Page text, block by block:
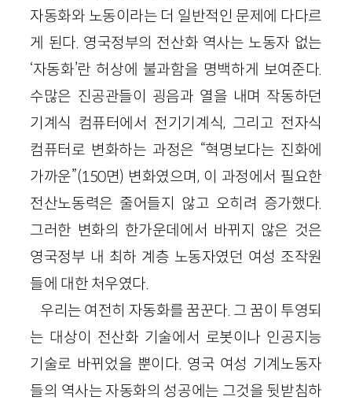
자동화와 노동이라는 더 일반적인 문제에 다다르
게 된다. 영국정부의 전산화 역사는 노동자 없는
‘자동화’란 허상에 불과함을 명백하게 보여준다.
수많은 진공관들이 굉음과 열을 내며 작동하던
기계식 컴퓨터에서 전기기계식, 그리고 전자식
컴퓨터로 변화하는 과정은 “혁명보다는 진화에
가까운”(150면) 변화였으며, 이 과정에서 필요한
전산노동력은 줄어들지 않고 오히려 증가했다.
그러한 변화의 한가운데에서 바뀌지 않은 것은
영국정부 내 최하 계층 노동자였던 여성 조작원
들에 대한 처우였다.
우리는 여전히 자동화를 꿈꾼다. 그 꿈이 투영되
는 대상이 전산화 기술에서 로봇이나 인공지능
기술로 바뀌었을 뿐이다. 영국 여성 기계노동자
들의 역사는 자동화의 성공에는 그것을 뒷받침하